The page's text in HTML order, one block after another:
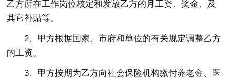
乙方所在工作岗位核定和发放乙方的月工资、奖金、及
其它补贴等。
2、甲方根据国家、市府和单位的有关规定调整乙方
的工资。
3、甲方按期为乙方向社会保险机构缴付养老金、医